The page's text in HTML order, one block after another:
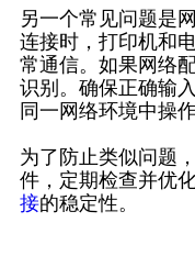
另一个常见问题是
连接时，打印机和
常通信。如果网络
识别。确保正确输
同一网络环境中操作
为了防止类似问题
件，定期检查并优
接的稳定性。